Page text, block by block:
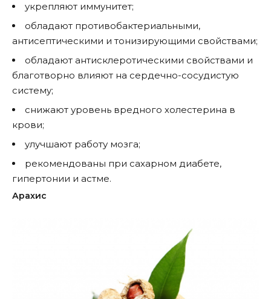
укрепляют иммунитет;
обладают противобактериальными,
антисептическими и тонизирующими свойствами;
обладают антисклеротическими свойствами и
благотворно влияют на сердечно-сосудистую
систему;
снижают уровень вредного холестерина в
крови;
улучшают работу мозга;
рекомендованы при сахарном диабете,
гипертонии и астме.
Арахис